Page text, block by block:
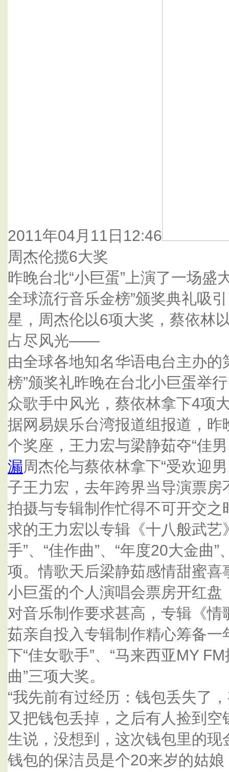
2011年04月11日12:46
周杰伦揽6大奖
昨晚台北“小巨蛋”上演了一场
全球流行音乐金榜”颁奖典礼吸
星，周杰伦以6项大奖，蔡依林
占尽风光——
由全球各地知名华语电台主办的
榜”颁奖礼昨晚在台北小巨蛋举
众歌手中风光，蔡依林拿下4项
据网易娱乐台湾报道组报道，
个奖座，王力宏与梁静茹夺“佳
漏周杰伦与蔡依林拿下“受欢迎
子王力宏，去年跨界当导演票
拍摄与专辑制作忙得不可开交
求的王力宏以专辑《十八般武艺
手”、“佳作曲”、“年度20大金曲
项。情歌天后梁静茹感情甜蜜
小巨蛋的个人演唱会票房开红
对音乐制作要求甚高，专辑《
茹亲自投入专辑制作精心筹备
下“佳女歌手”、“马来西亚MY
曲”三项大奖。
“我先前有过经历：钱包丢失了
又把钱包丢掉，之后有人捡到空
生说，没想到，这次钱包里的现
钱包的保洁员是个20来岁的姑